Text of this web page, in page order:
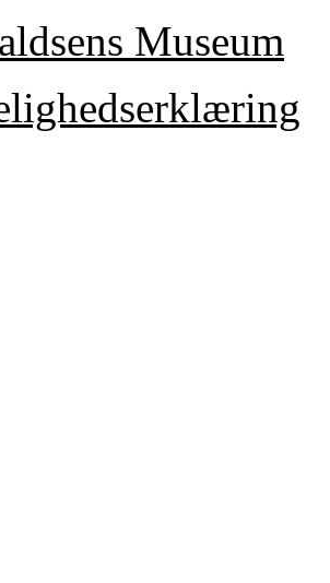
Museum